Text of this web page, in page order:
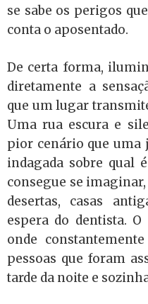
se sabe os perigos
conta o aposentado.
De certa forma,
diretamente a
que um lugar
Uma rua escura e
pior cenário que uma
indagada sobre qual
consegue se
desertas, casas
espera do dentista.
onde
pessoas que foram
tarde da noite e